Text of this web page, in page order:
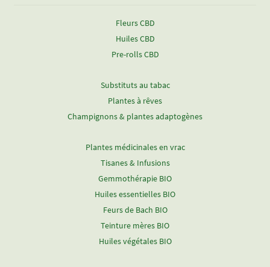
Fleurs CBD
Huiles CBD
Pre-rolls CBD
Substituts au tabac
Plantes à rêves
Champignons & plantes adaptogènes
Plantes médicinales en vrac
Tisanes & Infusions
Gemmothérapie BIO
Huiles essentielles BIO
Feurs de Bach BIO
Teinture mères BIO
Huiles végétales BIO